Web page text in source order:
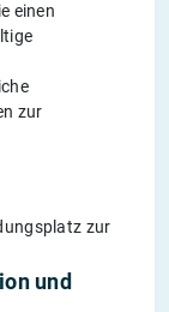
einen
zur
zur
und